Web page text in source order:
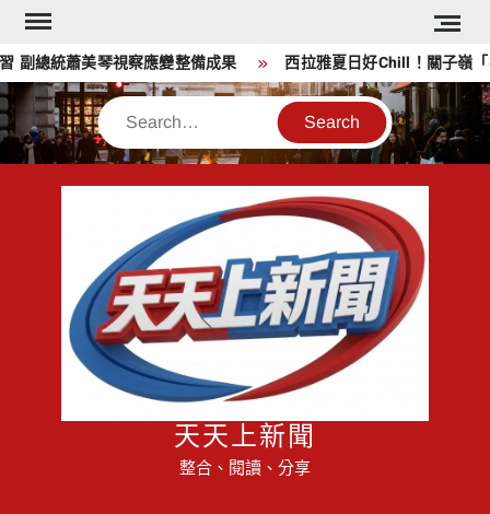
Skip
content
總統蕭美琴視察應變整備成果 西拉雅夏日好Chill！關子嶺「
Search
天天上新聞
整合、閱讀、分享